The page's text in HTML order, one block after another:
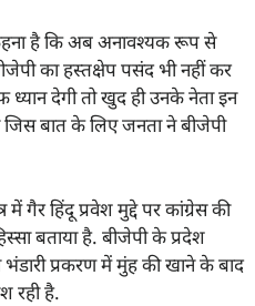
है कि अब अनावश्यक रूप से
का हस्तक्षेप पसंद भी नहीं कर
ध्यान देगी तो खुद ही उनके नेता इन
बात के लिए जनता ने बीजेपी
में गैर हिंदू प्रवेश मुद्दे पर कांग्रेस की
बताया है. बीजेपी के प्रदेश
भंडारी प्रकरण में मुंह की खाने के बाद
रही है.